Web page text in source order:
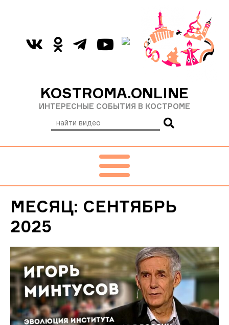
KOSTROMA.ONLINE
ИНТЕРЕСНЫЕ СОБЫТИЯ В КОСТРОМЕ
МЕСЯЦ: СЕНТЯБРЬ
2025